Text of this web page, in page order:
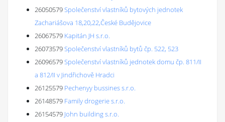
26050579Společenství vlastníků bytových jednotek
Zachariášova 18,20,22,České Budějovice
26067579 Kapitán JH s.r.o.
26073579Společenství vlastníků bytů čp. 522, 523
26096579Společenství vlastníků jednotek domu čp. 811/II
a 812/II v Jindřichově Hradci
26125579 Pechenyy bussines s.r.o.
26148579 Family drogerie s.r.o.
26154579 John building s.r.o.